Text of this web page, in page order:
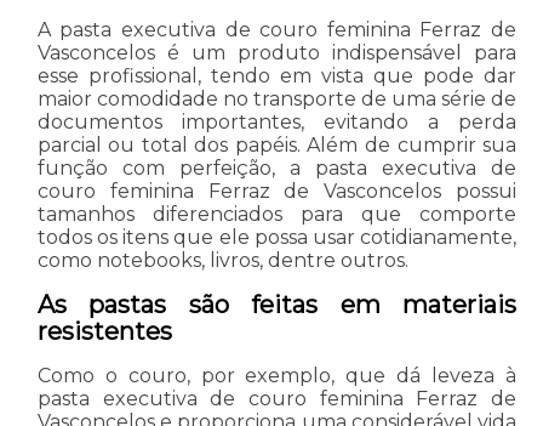
A pasta executiva de couro feminina Ferraz de
Vasconcelos é um produto indispensável para
esse profissional, tendo em vista que pode dar
maior comodidade no transporte de uma série de
documentos importantes, evitando a perda
parcial ou total dos papéis. Além de cumprir sua
função com perfeição, a pasta executiva de
couro feminina Ferraz de Vasconcelos possui
tamanhos diferenciados para que comporte
todos os itens que ele possa usar cotidianamente,
como notebooks, livros, dentre outros.
As pastas são feitas em materiais
resistentes
Como o couro, por exemplo, que dá leveza à
pasta executiva de couro feminina Ferraz de